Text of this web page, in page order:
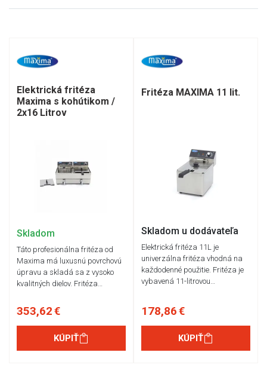
Elektrická fritéza
Maxima s kohútikom /
2x16 Litrov
Skladom
Táto profesionálna fritéza od
Maxima má luxusnú povrchovú
úpravu a skladá sa z vysoko
kvalitných dielov. Fritéza…
353,62 €
KÚPIŤ
Fritéza MAXIMA 11 lit.
Skladom u dodávateľa
Elektrická fritéza 11L je
univerzálna fritéza vhodná na
každodenné použitie. Fritéza je
vybavená 11-litrovou…
178,86 €
KÚPIŤ